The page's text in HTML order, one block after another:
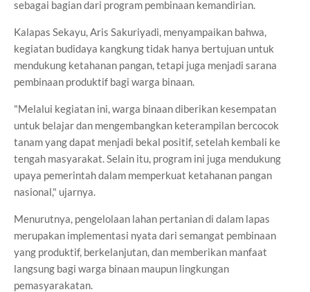
sebagai bagian dari program pembinaan kemandirian.
Kalapas Sekayu, Aris Sakuriyadi, menyampaikan bahwa,
kegiatan budidaya kangkung tidak hanya bertujuan untuk
mendukung ketahanan pangan, tetapi juga menjadi sarana
pembinaan produktif bagi warga binaan.
"Melalui kegiatan ini, warga binaan diberikan kesempatan
untuk belajar dan mengembangkan keterampilan bercocok
tanam yang dapat menjadi bekal positif, setelah kembali ke
tengah masyarakat. Selain itu, program ini juga mendukung
upaya pemerintah dalam memperkuat ketahanan pangan
nasional," ujarnya.
Menurutnya, pengelolaan lahan pertanian di dalam lapas
merupakan implementasi nyata dari semangat pembinaan
yang produktif, berkelanjutan, dan memberikan manfaat
langsung bagi warga binaan maupun lingkungan
pemasyarakatan.